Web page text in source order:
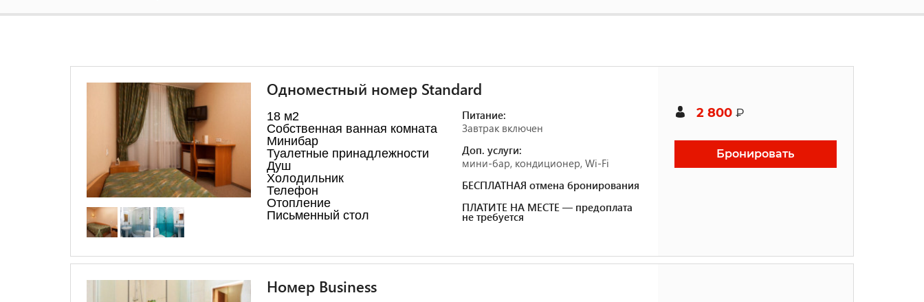
Одноместный номер Standard
18 м2
Собственная ванная комната
Минибар
Туалетные принадлежности
Душ
Холодильник
Телефон
Отопление
Письменный стол
Питание:
Завтрак включен
Доп. услуги:
мини-бар, кондиционер, Wi-Fi
БЕСПЛАТНАЯ отмена бронирования
ПЛАТИТЕ НА МЕСТЕ — предоплата
не требуется
2 800 ₽
Бронировать
Номер Business